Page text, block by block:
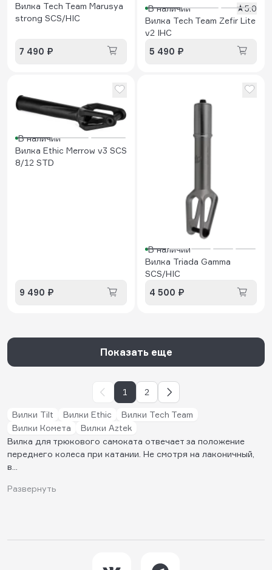
Вилка Tech Team Marusya
strong SCS/HIC
7 490 ₽
В наличии
5.0
Вилка Tech Team Zefir Lite
v2 IHC
5 490 ₽
В наличии
Вилка Ethic Merrow v3 SCS
8/12 STD
9 490 ₽
В наличии
Вилка Triada Gamma
SCS/HIC
4 500 ₽
Показать еще
1 2
Вилки Tilt Вилки Ethic
Вилки Tech Team
Вилки Комета
Вилки Aztek
Вилка для трюкового самоката отвечает за положение
переднего колеса при катании. Не смотря на лаконичный,
в...
Развернуть